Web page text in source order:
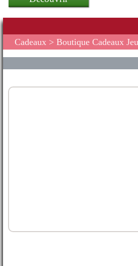
Cadeaux > Boutique Cadeaux